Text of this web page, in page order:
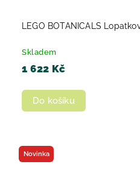
LEGO BOTANICALS
Skladem
1 622 Kč
Do košíku
Novinka